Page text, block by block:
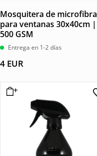
Mosquitera de microfibra
para ventanas 30x40cm |
500 GSM
Entrega en 1-2 días
4 EUR